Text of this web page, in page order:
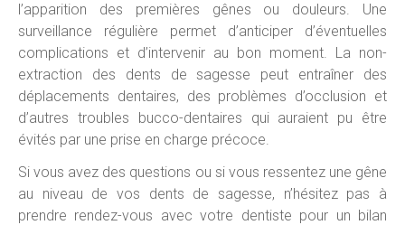
l’apparition des premières gênes ou douleurs. Une
surveillance régulière permet d’anticiper d’éventuelles
complications et d’intervenir au bon moment. La non-
extraction des dents de sagesse peut entraîner des
déplacements dentaires, des problèmes d’occlusion et
d’autres troubles bucco-dentaires qui auraient pu être
évités par une prise en charge précoce.
Si vous avez des questions ou si vous ressentez une gêne
au niveau de vos dents de sagesse, n’hésitez pas à
prendre rendez-vous avec votre dentiste pour un bilan